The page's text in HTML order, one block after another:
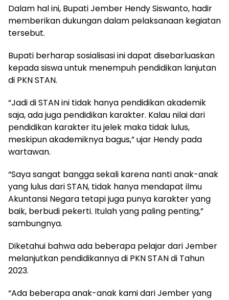
Dalam hal ini, Bupati Jember Hendy Siswanto, hadir
memberikan dukungan dalam pelaksanaan kegiatan
tersebut.
Bupati berharap sosialisasi ini dapat disebarluaskan
kepada siswa untuk menempuh pendidikan lanjutan
di PKN STAN.
“Jadi di STAN ini tidak hanya pendidikan akademik
saja, ada juga pendidikan karakter. Kalau nilai dari
pendidikan karakter itu jelek maka tidak lulus,
meskipun akademiknya bagus,” ujar Hendy pada
wartawan.
“Saya sangat bangga sekali karena nanti anak-anak
yang lulus dari STAN, tidak hanya mendapat ilmu
Akuntansi Negara tetapi juga punya karakter yang
baik, berbudi pekerti. Itulah yang paling penting,”
sambungnya.
Diketahui bahwa ada beberapa pelajar dari Jember
melanjutkan pendidikannya di PKN STAN di Tahun
2023.
“Ada beberapa anak-anak kami dari Jember yang